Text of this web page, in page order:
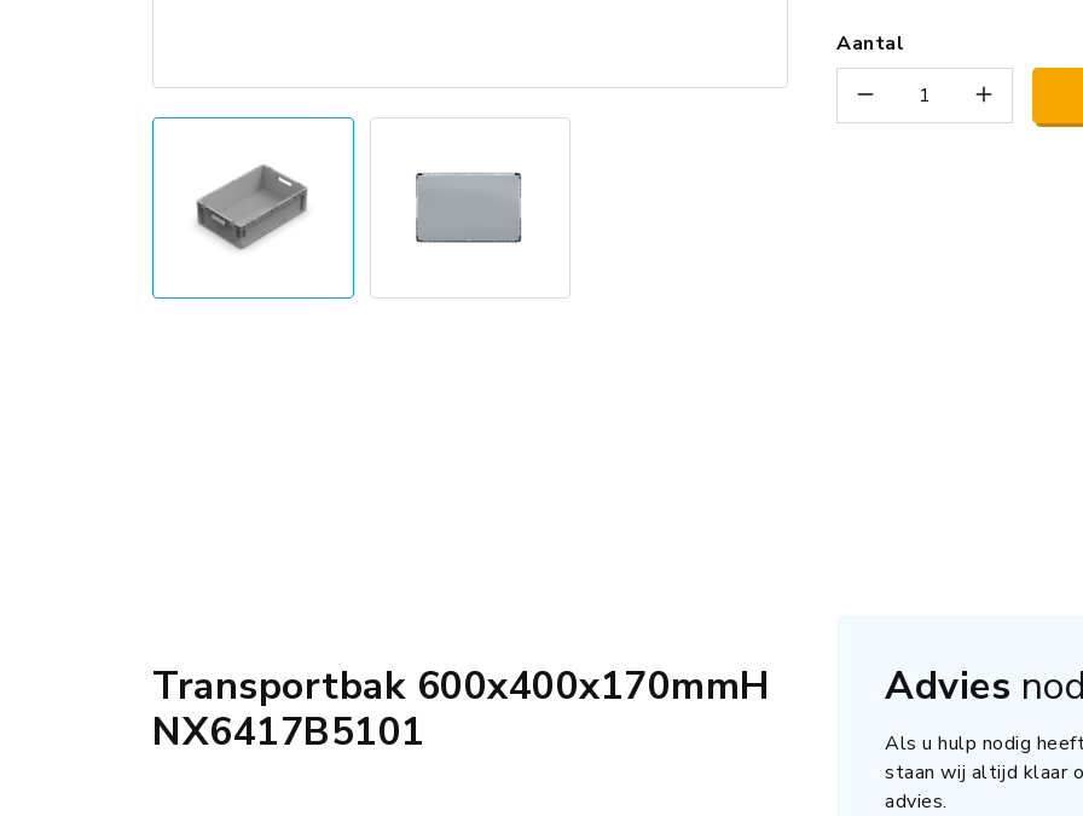
Aantal
Transportbak 600x400x170mmH
NX6417B5101
Advies
Als u hulp nodig
staan wij altijd klaar
advies.